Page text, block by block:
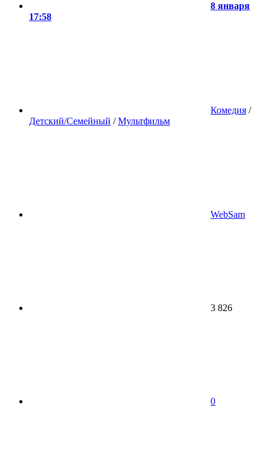
8 января
17:58
Комедия /
Детский/Семейный /Мультфильм
WebSam
3 826
0